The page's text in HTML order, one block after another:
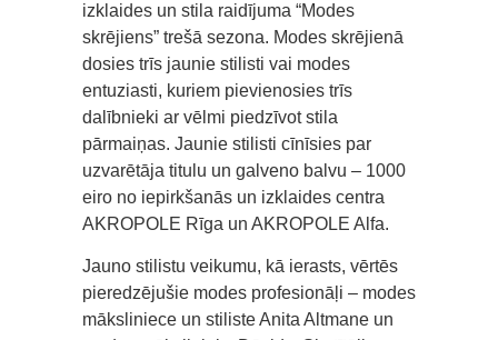
izklaides un stila raidījuma “Modes
skrējiens” trešā sezona. Modes skrējienā
dosies trīs jaunie stilisti vai modes
entuziasti, kuriem pievienosies trīs
dalībnieki ar vēlmi piedzīvot stila
pārmaiņas. Jaunie stilisti cīnīsies par
uzvarētāja titulu un galveno balvu – 1000
eiro no iepirkšanās un izklaides centra
AKROPOLE Rīga un AKROPOLE Alfa.
Jauno stilistu veikumu, kā ierasts, vērtēs
pieredzējušie modes profesionāļi – modes
māksliniece un stiliste Anita Altmane un